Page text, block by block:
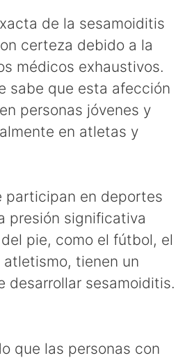
de la sesamoiditis
certeza debido a la
médicos exhaustivos.
sabe que esta afección
personas jóvenes y
en atletas y
participan en deportes
presión significativa
pie, como el fútbol, el
tienen un
desarrollar sesamoiditis.
que las personas con